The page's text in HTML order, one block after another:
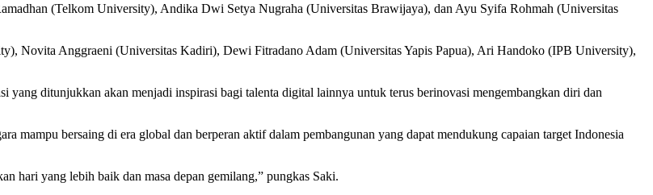
(Telkom University), Andika Dwi Setya Nugraha (Universitas Brawijaya), dan Ayu Syifa Rohmah (Universitas
Novita Anggraeni (Universitas Kadiri), Dewi Fitradano Adam (Universitas Yapis Papua), Ari Handoko (IPB University),
yang ditunjukkan akan menjadi inspirasi bagi talenta digital lainnya untuk terus berinovasi mengembangkan diri dan
mampu bersaing di era global dan berperan aktif dalam pembangunan yang dapat mendukung capaian target Indonesia
hari yang lebih baik dan masa depan gemilang,” pungkas Saki.